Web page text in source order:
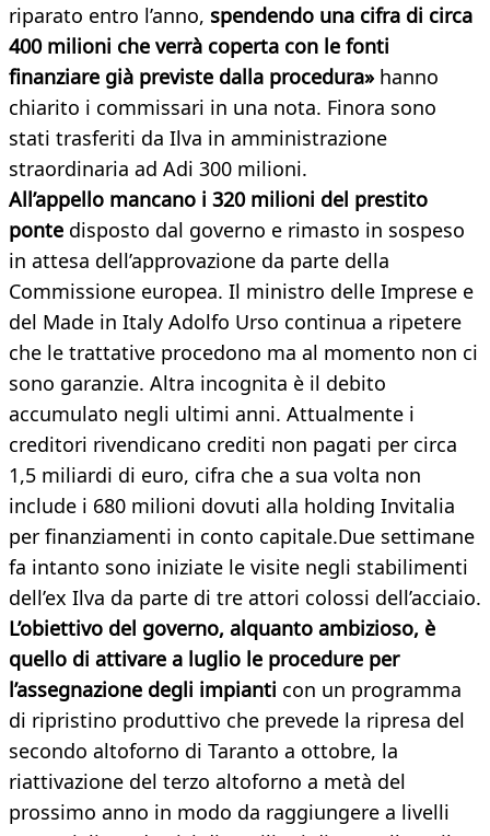
riparato entro l’anno, spendendo una cifra di circa
400 milioni che verrà coperta con le fonti
finanziare già previste dalla procedura» hanno
chiarito i commissari in una nota. Finora sono
stati trasferiti da Ilva in amministrazione
straordinaria ad Adi 300 milioni.
All’appello mancano i 320 milioni del prestito
ponte disposto dal governo e rimasto in sospeso
in attesa dell’approvazione da parte della
Commissione europea. Il ministro delle Imprese e
del Made in Italy Adolfo Urso continua a ripetere
che le trattative procedono ma al momento non ci
sono garanzie. Altra incognita è il debito
accumulato negli ultimi anni. Attualmente i
creditori rivendicano crediti non pagati per circa
1,5 miliardi di euro, cifra che a sua volta non
include i 680 milioni dovuti alla holding Invitalia
per finanziamenti in conto capitale.Due settimane
fa intanto sono iniziate le visite negli stabilimenti
dell’ex Ilva da parte di tre attori colossi dell’acciaio.
L’obiettivo del governo, alquanto ambizioso, è
quello di attivare a luglio le procedure per
l’assegnazione degli impianti con un programma
di ripristino produttivo che prevede la ripresa del
secondo altoforno di Taranto a ottobre, la
riattivazione del terzo altoforno a metà del
prossimo anno in modo da raggiungere a livelli